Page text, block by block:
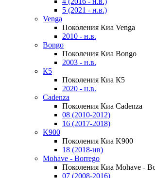
5 (2021 - н.в.)
Venga
Поколения Киа Venga
2010 - н.в.
Bongo
Поколения Киа Bongo
2003 - н.в.
К5
Поколения Киа К5
2020 - н.в.
Cadenza
Поколения Киа Cadenza
08 (2010-2012)
16 (2017-2018)
K900
Поколения Киа K900
18 (2018-нв)
Mohave - Borrego
Поколения Киа Mohave -
07 (2008-2016)